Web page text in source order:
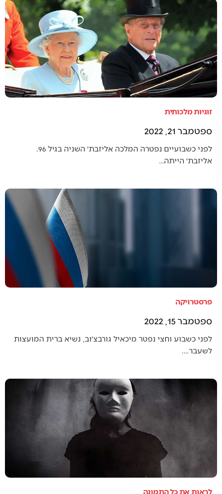
זוגיות מלכותית
ספטמבר 21, 2022
לפני כשבועיים נפטרה המלכה אליזבת׳ השניה בגיל 96.
אליזבת׳ הייתה…
פרסטרויקה
ספטמבר 15, 2022
לפני כשבוע וחצי נפטר מיכאיל גורבצ׳וב, נשיא ברית המועצות
לשעבר.…
לראות את כל התמונה